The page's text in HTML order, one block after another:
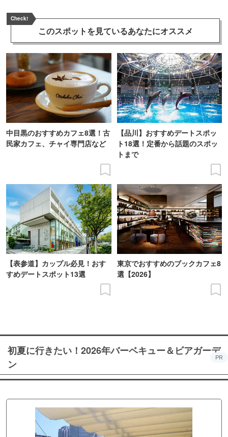
Check!
このスポットを見ているあなたにオススメ
中目黒のおすすめカフェ8選！古
民家カフェ、チャイ専門店など
【品川】おすすめデートスポッ
ト18選！定番から話題のスポッ
トまで
【表参道】カップル必見！おす
すめデートスポット13選
東京でおすすめのブックカフェ8
選【2026】
初夏に行きたい！2026年バーベキュー＆ビアガーデ
ン
PR